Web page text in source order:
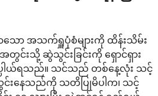
သော အသက်ရှူပုံစံများကို ထိန်းသိမ်း
တွင်းသို့ ဆွဲသွင်းခြင်းကို ရှောင်ရှား
ပါယ်ရသည်။ သင်သည် တစ်နေ့လုံး သင့်
းနေသည်ကို သတိပြုမိပါက၊ သင့်